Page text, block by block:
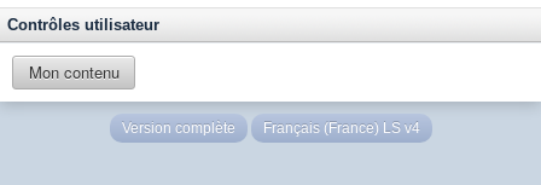
Contrôles utilisateur
Mon contenu
Version complète Français (France) LS v4